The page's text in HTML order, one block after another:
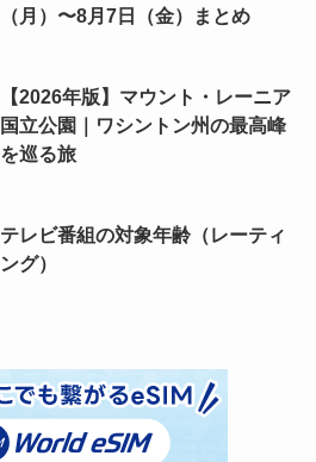
（月）〜8月7日（金）まとめ
【2026年版】マウント・レーニア
国立公園｜ワシントン州の最高峰
を巡る旅
テレビ番組の対象年齢（レーティ
ング）